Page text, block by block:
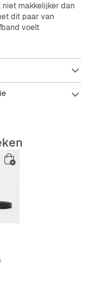
makkelijker dan
dit paar van
voelt
met de look
gesproken, de
De loopzool is
met
aankan. De
uit
Prijs